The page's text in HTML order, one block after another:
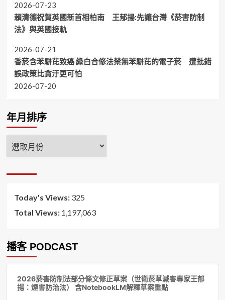
2026-07-23
賴清德祝賀英國新首相柏南 王郁揚:先讓台灣《菸害防制
法》與英國接軌
2026-07-21
香菸含苯駢芘致癌 綠白合修法禁無苯駢芘的電子菸 遭批錯
誤政策比貪汙更可怕
2026-07-20
年月排序
年
月
Today's Views: 325
Total Views: 1,197,063
播客 PODCAST
2026菸害防制法部分條文修正草案（世衛菸草減害專家王郁
揚：煙害防治法） 含NotebookLM解釋草案重點